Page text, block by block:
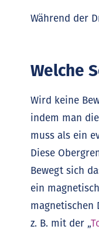
Während der
Welche
Wird keine
indem man
muss als ein
Diese
Bewegt sich
ein
magnetischen
z. B. mit der „